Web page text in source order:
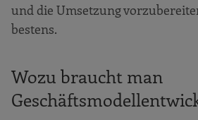
und die Umsetzung
bestens.
Wozu braucht man